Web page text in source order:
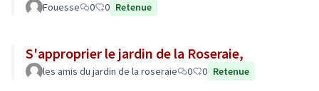
Fouesse 0 0 Retenue
S'approprier le jardin de la Roseraie,
les amis du jardin de la roseraie 0 0 Retenue